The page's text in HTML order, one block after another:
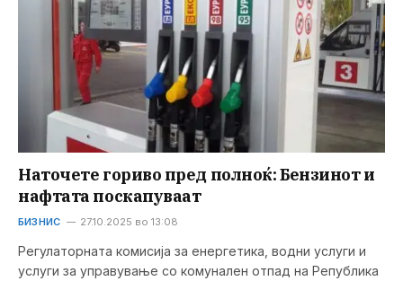
Наточете гориво пред полноќ: Бензинот и
нафтата поскапуваат
БИЗНИС 27.10.2025 во 13:08
Регулаторната комисија за енергетика, водни услуги и
услуги за управување со комунален отпад на Република